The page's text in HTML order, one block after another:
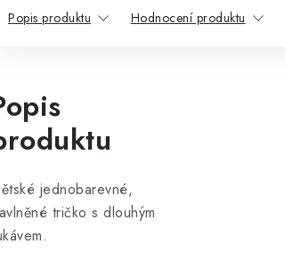
Popis produktu Hodnocení produktu
jednobarevné,
tričko s dlouhým